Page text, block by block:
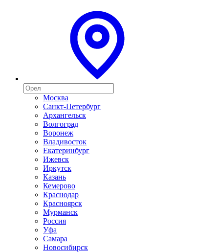
Москва
Санкт-Петербург
Архангельск
Волгоград
Воронеж
Владивосток
Екатеринбург
Ижевск
Иркутск
Казань
Кемерово
Краснодар
Красноярск
Мурманск
Россия
Уфа
Самара
Новосибирск